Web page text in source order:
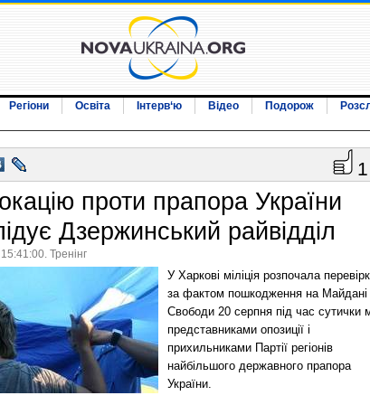
Регіони Освіта Інтерв‘ю Відео Подорож
1
проти прапора України
Дзержинський райвідділ
Тренінг
У Харкові міліція розпочала
за фактом пошкодження на Майдані
Свободи 20 серпня під час сутички
представниками опозиції і
прихильниками Партії регіонів
найбільшого державного прапора
України.